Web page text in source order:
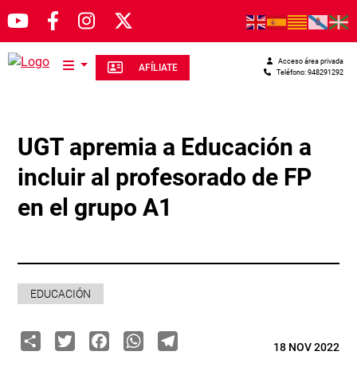
Pasar al contenido principal
AFÍLIATE Teléfono: 948291292
Acceso área privada
UGT apremia a Educación a
incluir al profesorado de FP
en el grupo A1
EDUCACIÓN
ShareTwitterFacebook
WhatsApp
Telegram18 NOV 2022